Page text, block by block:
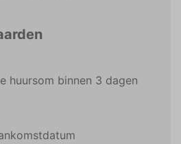
huursom binnen 3 dagen